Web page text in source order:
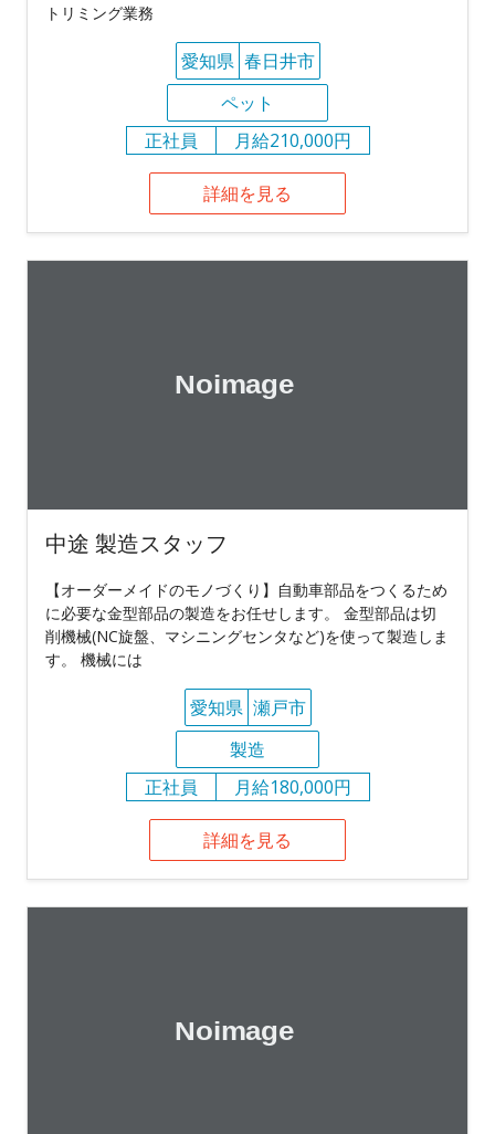
トリミング業務
愛知県 春日井市
ペット
正社員
月給210,000円
詳細を見る
中途 製造スタッフ
【オーダーメイドのモノづくり】自動車部品をつくるため
に必要な金型部品の製造をお任せします。 金型部品は切
削機械(NC旋盤、マシニングセンタなど)を使って製造しま
す。 機械には
愛知県 瀬戸市
製造
正社員
月給180,000円
詳細を見る